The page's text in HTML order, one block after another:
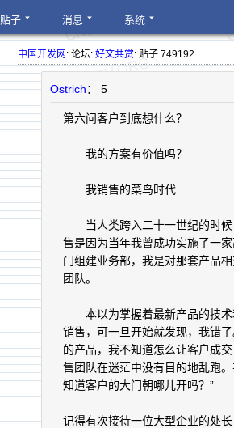
贴子 消息 系统
中国开发网: 论坛:好文共赏: 贴子 749192
Ostrich： 5
第六问客户到底想什么？
我的方案有价值吗？
我销售的菜鸟时代
当人类跨入二十一世纪的时候
售是因为当年我曾成功实施了一
门组建业务部，我是对那套产品
团队。
本以为掌握着最新产品的技术
销售，可一旦开始就发现，我错
的产品，我不知道怎么让客户成
售团队在迷茫中没有目的地乱跑
知道客户的大门朝哪儿开吗？”
记得有次接待一位大型企业的处